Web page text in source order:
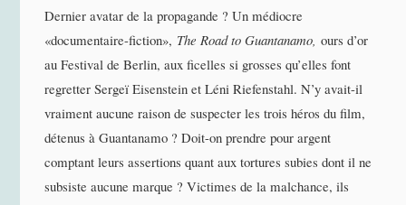
Dernier avatar de la propagande ? Un médiocre
«documentaire-fiction», The Road to Guantanamo,ours d’or
au Festival de Berlin, aux ficelles si grosses qu’elles font
regretter Sergeï Eisenstein et Léni Riefenstahl. N’y avait-il
vraiment aucune raison de suspecter les trois héros du film,
détenus à Guantanamo ? Doit-on prendre pour argent
comptant leurs assertions quant aux tortures subies dont il ne
subsiste aucune marque ? Victimes de la malchance, ils